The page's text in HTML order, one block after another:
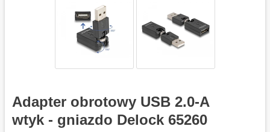
Adapter obrotowy USB 2.0-A
wtyk - gniazdo Delock 65260